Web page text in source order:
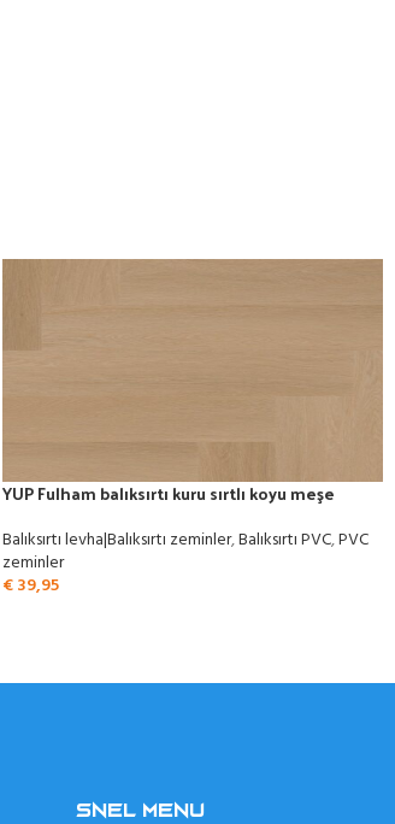
YUP Fulham balıksırtı kuru sırtlı koyu meşe
Balıksırtı levha|Balıksırtı zeminler,Balıksırtı PVC,PVC
zeminler
€39,95
SNEL MENU